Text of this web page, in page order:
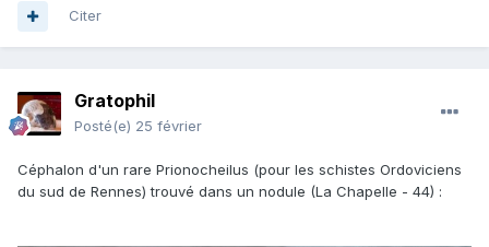
Citer
Gratophil
Posté(e) 25 février
Céphalon d'un rare Prionocheilus (pour les schistes Ordoviciens
du sud de Rennes) trouvé dans un nodule (La Chapelle - 44) :